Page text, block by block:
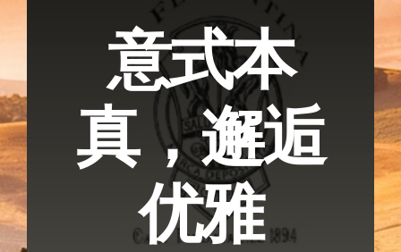
意式本
真，邂逅
优雅